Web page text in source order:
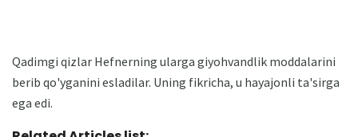
Qadimgi qizlar Hefnerning ularga giyohvandlik moddalarini
berib qo'yganini esladilar. Uning fikricha, u hayajonli ta'sirga
ega edi.